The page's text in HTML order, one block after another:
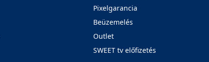
Pixelgarancia
Beüzemelés
Outlet
SWEET tv előfizetés